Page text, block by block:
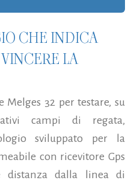
CHE INDICA
LA
Melges 32 per testare, su
campi di regata,
sviluppato per la
con ricevitore Gps
distanza dalla linea di